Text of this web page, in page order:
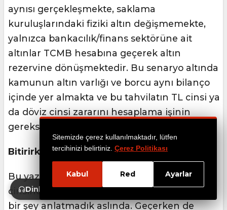
Sitemizde çerez kullanılmaktadır, lütfen
tercihinizi belirtiniz. Çerez Politikası
Kabul Red Ayarlar
aynısı gerçekleşmekte, saklama
kuruluşlarındaki fiziki altın değişmemekte,
yalnızca bankacılık/finans sektörüne ait
altınlar TCMB hesabına geçerek altın
rezervine dönüşmektedir. Bu senaryo altında
kamunun altın varlığı ve borcu aynı bilanço
içinde yer almakta ve bu tahvilatın TL cinsi ya
da döviz cinsi zararını hesaplama işinin
gereksizliği ortaya çıkmaktadır.
Bitirirken
Bu yazıda, uzun uzun, “armutları elma
cinsinden hesaplamak yanlıştır” dışında pek
bir şey anlatmadık aslında. Geçerken de
Dinle